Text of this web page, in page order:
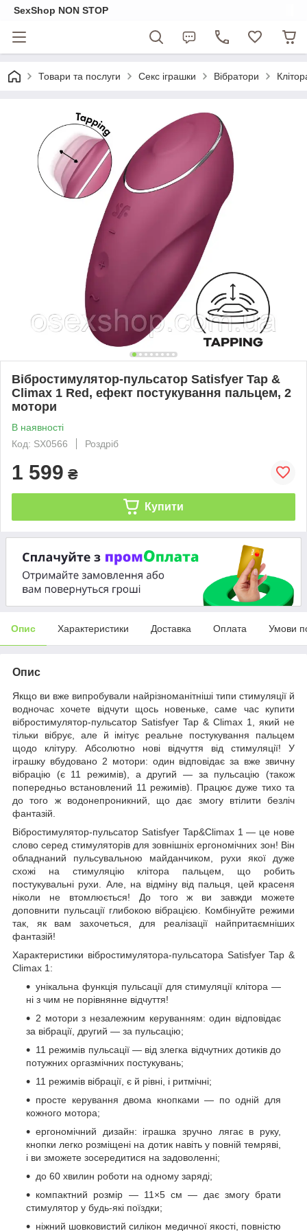
SexShop NON STOP
Товари та послуги Секс іграшки Вібратори
Вібростимулятор-пульсатор Satisfyer Tap &
Climax 1 Red, ефект постукування пальцем, 2
мотори
В наявності
Код: SX0566
Роздріб
1 599 ₴
Купити
Опис Характеристики Доставка Оплата Умови
Опис
Якщо ви вже випробували найрізноманітніші типи стимуляції й
водночас хочете відчути щось новеньке, саме час купити
вібростимулятор-пульсатор Satisfyer Tap & Climax 1, який не
тільки вібрує, але й імітує реальне постукування пальцем
щодо клітуру. Абсолютно нові відчуття від стимуляції! У
іграшку вбудовано 2 мотори: один відповідає за вже звичну
вібрацію (є 11 режимів), а другий — за пульсацію (також
попередньо встановлений 11 режимів). Працює дуже тихо та
до того ж водонепроникний, що дає змогу втілити безліч
фантазій.
Вібростимулятор-пульсатор Satisfyer Tap&Climax 1 — це нове
слово серед стимуляторів для зовнішніх ергономічних зон! Він
обладнаний пульсувальною майданчиком, рухи якої дуже
схожі на стимуляцію клітора пальцем, що робить
постукувальні рухи. Але, на відміну від пальця, цей красеня
ніколи не втомлюється! До того ж ви завжди можете
доповнити пульсації глибокою вібрацією. Комбінуйте режими
так, як вам захочеться, для реалізації найпритаємніших
фантазій!
Характеристики вібростимулятора-пульсатора Satisfyer Tap &
Climax 1:
унікальна функція пульсації для стимуляції клітора —
ні з чим не порівнянне відчуття!
2 мотори з незалежним керуванням: один відповідає
за вібрації, другий — за пульсацію;
11 режимів пульсації — від злегка відчутних дотиків до
потужних оргазмічних постукувань;
11 режимів вібрації, є й рівні, і ритмічні;
просте керування двома кнопками — по одній для
кожного мотора;
ергономічний дизайн: іграшка зручно лягає в руку,
кнопки легко розміщені на дотик навіть у повній темряві,
і ви зможете зосередитися на задоволенні;
до 60 хвилин роботи на одному заряді;
компактний розмір — 11×5 см — дає змогу брати
стимулятор у будь-які поїздки;
ніжний шовковистий силікон медичної якості, повністю